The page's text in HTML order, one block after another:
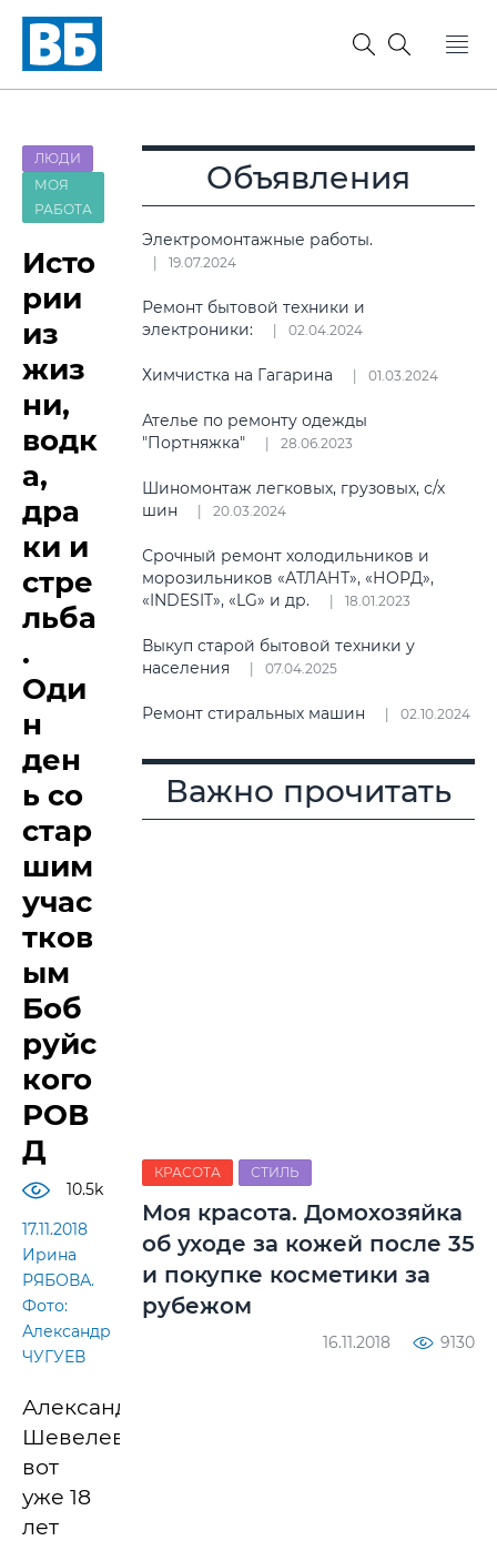
ЛЮДИ
МОЯ
РАБОТА
Исто
рии
из
жиз
ни,
водк
а,
дра
ки и
стре
льба
.
Оди
н
ден
ь со
стар
шим
учас
тков
ым
Боб
руйс
кого
РОВ
Д
10.5k
17.11.2018
Ирина
РЯБОВА.
Фото:
Александр
ЧУГУЕВ
Александр
Шевелев
вот
уже 18
лет
Объявления
Электромонтажные работы.
19.07.2024
Ремонт бытовой техники и
электроники:
02.04.2024
Химчистка на Гагарина 01.03.2024
Ателье по ремонту одежды
"Портняжка"
28.06.2023
Шиномонтаж легковых, грузовых, с/х
шин
20.03.2024
Срочный ремонт холодильников и
морозильников «АТЛАНТ», «НОРД»,
«INDESIT», «LG» и др.
18.01.2023
Выкуп старой бытовой техники у
населения
07.04.2025
Ремонт стиральных машин 02.10.2024
Важно прочитать
КРАСОТА СТИЛЬ
Моя красота. Домохозяйка
об уходе за кожей после 35
и покупке косметики за
рубежом
16.11.2018 9130